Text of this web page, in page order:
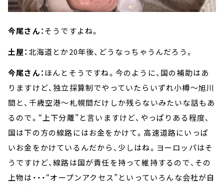
今尾さん：そうですよね。
土屋：北海道とか20年後、どうなっちゃうんだろう。
今尾さん：ほんとそうですね。今のように、国の補助はあ
りますけど、独立採算制でやっていたらいずれ小樽～旭川
間と、千歳空港～札幌間だけしか残らないみたいな話もあ
るので。“上下分離”と言いますけど、やっぱりある程度、
国は下の方の線路にはお金をかけて。高速道路にいっぱ
いお金をかけているんだから、少しはね。ヨーロッパはそ
うですけど、線路は国が責任を持って維持するので、その
上物は・・・“オープンアクセス”といっていろんな会社が自